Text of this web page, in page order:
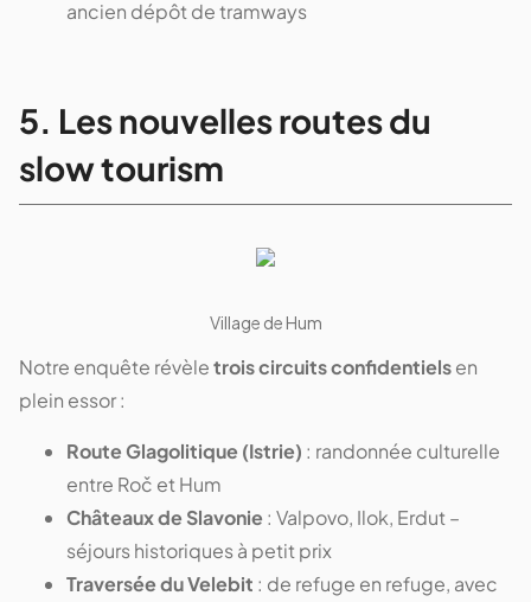
ancien dépôt de tramways
5. Les nouvelles routes du
slow tourism
Village de Hum
Notre enquête révèletrois circuits confidentielsen
plein essor :
Route Glagolitique (Istrie) : randonnée culturelle
entre Roč et Hum
Châteaux de Slavonie: Valpovo, Ilok, Erdut –
séjours historiques à petit prix
Traversée du Velebit : de refuge en refuge, avec